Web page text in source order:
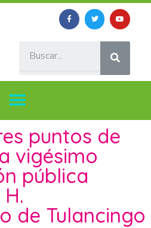
puntos de
vigésimo
pública
de Tulancingo